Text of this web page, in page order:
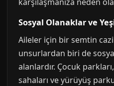
Sosyal Olanaklar ve
Aileler için bir semtin
unsurlardan biri de
alanlardır. Çocuk
sahaları ve yürüyüş